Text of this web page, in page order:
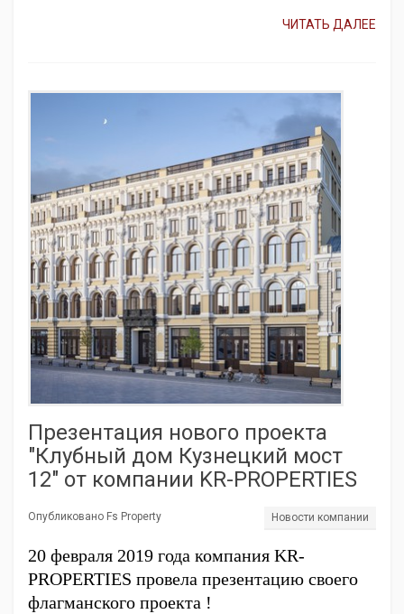
ЧИТАТЬ ДАЛЕЕ
Презентация нового проекта
"Клубный дом Кузнецкий мост
12" от компании KR-PROPERTIES
Опубликовано Fs Property Новости компании
20 февраля 2019 года компания KR-
PROPERTIES провела презентацию своего
флагманского проекта !